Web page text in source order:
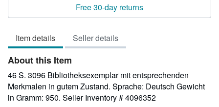
5
of
5
stars
Free 30-day returns
Item details Seller details
About this Item
46 S. 3096 Bibliotheksexemplar mit entsprechenden
Merkmalen in gutem Zustand. Sprache: Deutsch Gewicht
in Gramm: 950. Seller Inventory # 4096352